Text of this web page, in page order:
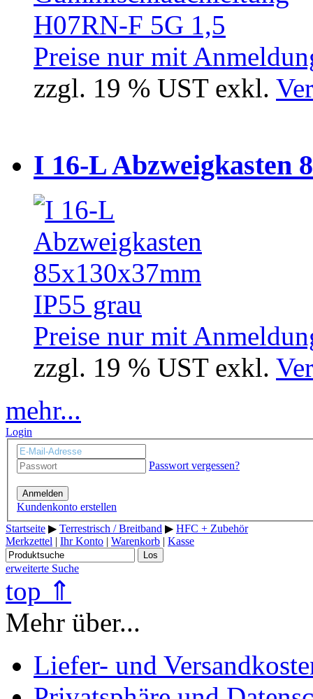
Preise nur mit
zzgl. 19 % UST exkl.
I 16-L Abzweigkasten
Preise nur mit
zzgl. 19 % UST exkl.
mehr...
Login
Passwort vergessen?
Anmelden
Kundenkonto erstellen
Startseite ▶ Terrestrisch / Breitband ▶ HFC + Zubehör
Merkzettel | Ihr Konto | Warenkorb | Kasse
Los
erweiterte Suche
top ⇑
Mehr über...
Liefer- und